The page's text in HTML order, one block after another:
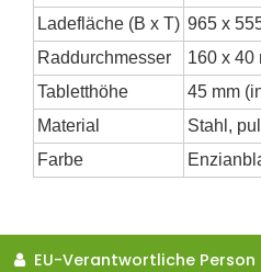
Ladefläche (B x T) 965 x
Raddurchmesser
160 x 40
Tabletthöhe
45 mm
Material
Stahl,
Farbe
EU-Verantwortliche Person